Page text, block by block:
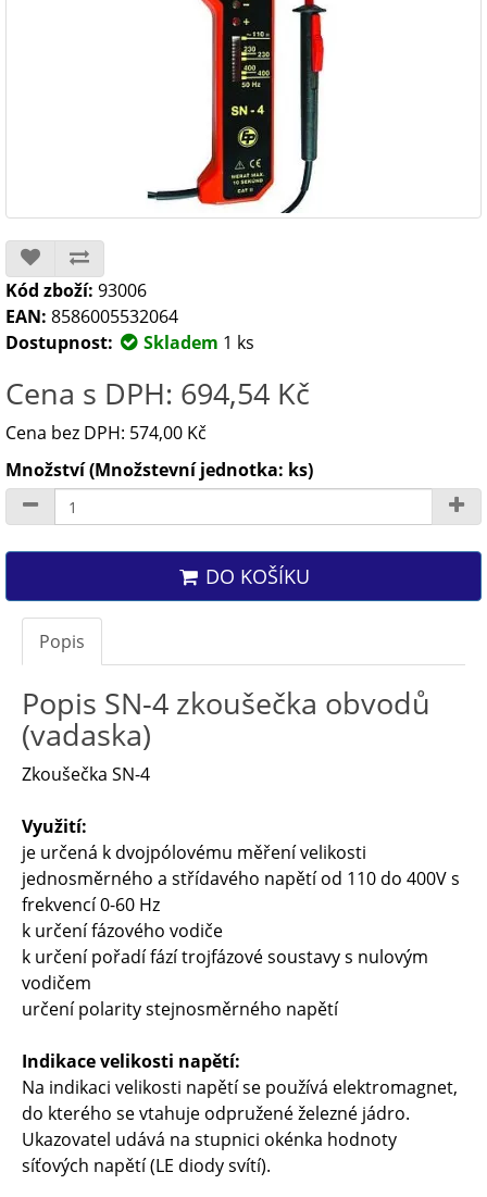
Kód zboží: 93006
EAN: 8586005532064
Dostupnost:
Skladem 1 ks
Cena s DPH: 694,54 Kč
Cena bez DPH: 574,00 Kč
Množství (Množstevní jednotka: ks)
DO KOŠÍKU
Popis
Popis SN-4 zkoušečka obvodů
(vadaska)
Zkoušečka SN-4
Využití:
je určená k dvojpólovému měření velikosti
jednosměrného a střídavého napětí od 110 do 400V s
frekvencí 0-60 Hz
k určení fázového vodiče
k určení pořadí fází trojfázové soustavy s nulovým
vodičem
určení polarity stejnosměrného napětí
Indikace velikosti napětí:
Na indikaci velikosti napětí se používá elektromagnet,
do kterého se vtahuje odpružené železné jádro.
Ukazovatel udává na stupnici okénka hodnoty
síťových napětí (LE diody svítí).